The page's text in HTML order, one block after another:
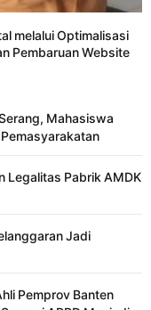
melalui Optimalisasi
Pembaruan Website
Mahasiswa
Legalitas Pabrik AMDK
Jadi
Pemprov Banten